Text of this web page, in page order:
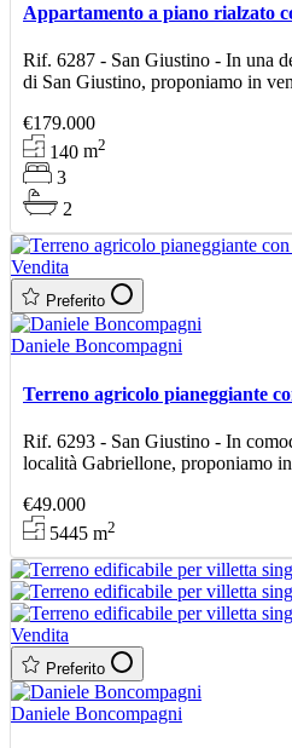
Appartamento a piano rialzato
Rif. 6287 - San Giustino - In una
di San Giustino, proponiamo in
€179.000
140m2
3
2
Vendita
Preferito
Daniele Boncompagni
Terreno agricolo pianeggiante
Rif. 6293 - San Giustino - In
località Gabriellone, proponiamo
€49.000
5445m2
Vendita
Preferito
Daniele Boncompagni